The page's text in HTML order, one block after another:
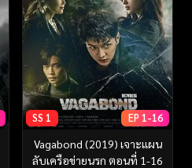
SS 1 EP 1-16
Vagabond (2019) เจาะแผน
ลับเครือข่ายนรก ตอนที่ 1-16